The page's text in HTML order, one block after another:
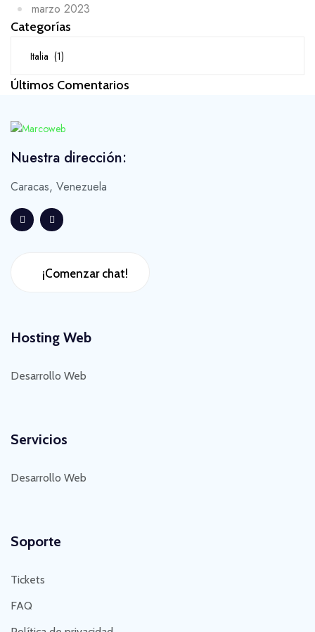
marzo 2023
Categorías
Últimos Comentarios
Nuestra dirección:
Caracas, Venezuela
¡Comenzar chat!
Hosting Web
Desarrollo Web
Servicios
Desarrollo Web
Soporte
Tickets
FAQ